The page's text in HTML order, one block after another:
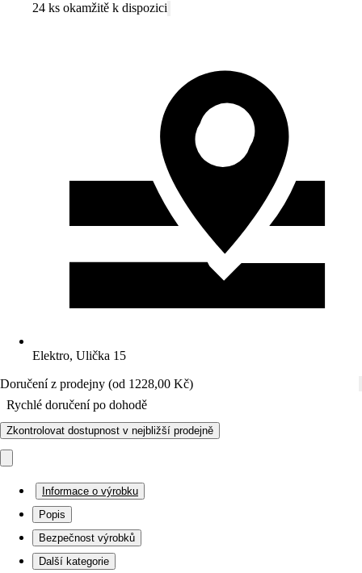
24 ks okamžitě k dispozici
Elektro, Ulička 15
Doručení z prodejny (od 1228,00 Kč)
Rychlé doručení po dohodě
Zkontrolovat dostupnost v nejbližší prodejně
Informace o výrobku
Popis
Bezpečnost výrobků
Další kategorie